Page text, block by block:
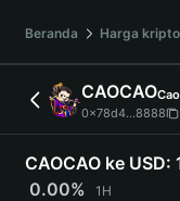
Français
Deutsch
简体中文
繁體中文
Português (Portugal)
Bahasa Indonesia
ภาษาไทย
Beranda Harga kripto
CAOCAO
0x78d4...8888
CAOCAO ke USD:
0.00%
1H